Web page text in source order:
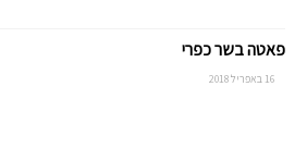
פאטה בשר כפרי
16 באפריל 2018